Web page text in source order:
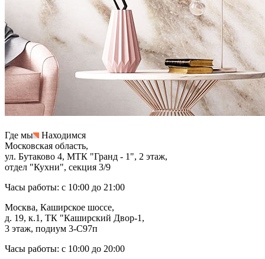
Где мы
Находимся
Московская область,
ул. Бутаково 4, МТК "Гранд - 1", 2 этаж,
отдел "Кухни", секция 3/9
Часы работы: с 10:00 до 21:00
Москва, Каширское шоссе,
д. 19, к.1, ТК "Каширский Двор-1,
3 этаж, подиум 3-С97п
Часы работы: с 10:00 до 20:00